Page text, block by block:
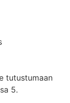
tutustumaan
5.